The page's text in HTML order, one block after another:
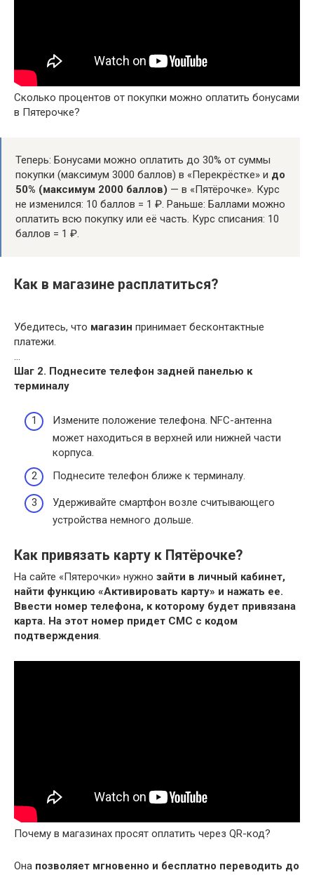
Сколько процентов от покупки можно оплатить бонусами
в Пятерочке?
Теперь: Бонусами можно оплатить до 30% от суммы
покупки (максимум 3000 баллов) в «Перекрёстке» и до
50% (максимум 2000 баллов) — в «Пятёрочке». Курс
не изменился: 10 баллов = 1 ₽. Раньше: Баллами можно
оплатить всю покупку или её часть. Курс списания: 10
баллов = 1 ₽.
Как в магазине расплатиться?
Убедитесь, что магазин принимает бесконтактные
платежи.
…
Шаг 2. Поднесите телефон задней панелью к
терминалу
Измените положение телефона. NFC-антенна
может находиться в верхней или нижней части
корпуса.
Поднесите телефон ближе к терминалу.
Удерживайте смартфон возле считывающего
устройства немного дольше.
Как привязать карту к Пятёрочке?
На сайте «Пятерочки» нужно зайти в личный кабинет,
найти функцию «Активировать карту» и нажать ее.
Ввести номер телефона, к которому будет привязана
карта. На этот номер придет СМС с кодом
подтверждения.
Почему в магазинах просят оплатить через QR-код?
Она позволяет мгновенно и бесплатно переводить до